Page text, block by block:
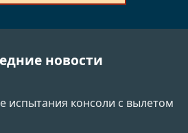
новости
испытания консоли с вылетом